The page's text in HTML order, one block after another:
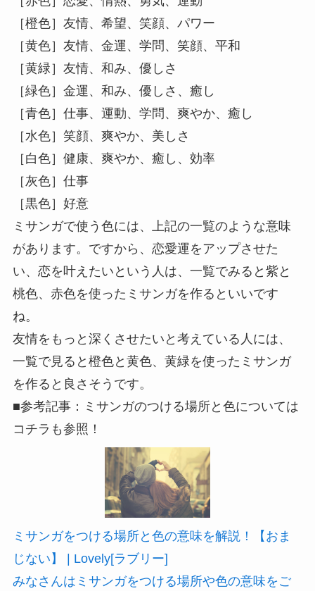
ミサンガに使う色には色々あるようです。日本で
は、主にミサンガに使うのは刺繍糸のようです。
刺繍糸の一覧も、一度見てみてください。
違う色でも同じ意味を持つものもあるので、色々
確認をしてみましょう。色の相性も考えて、素敵
なミサンガがつくれるといいですね。
［紫色］恋愛、色気アップ
［桃色］恋愛、可愛さアップ、協調、調和
［赤色］恋愛、情熱、勇気、運動
［橙色］友情、希望、笑顔、パワー
［黄色］友情、金運、学問、笑顔、平和
［黄緑］友情、和み、優しさ
［緑色］金運、和み、優しさ、癒し
［青色］仕事、運動、学問、爽やか、癒し
［水色］笑顔、爽やか、美しさ
［白色］健康、爽やか、癒し、効率
［灰色］仕事
［黒色］好意
ミサンガで使う色には、上記の一覧のような意味
があります。ですから、恋愛運をアップさせた
い、恋を叶えたいという人は、一覧でみると紫と
桃色、赤色を使ったミサンガを作るといいです
友情をもっと深くさせたいと考えている人には、
一覧で見ると橙色と黄色、黄緑を使ったミサンガ
を作ると良さそうです。